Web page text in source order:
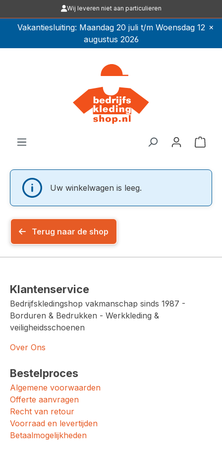
Ga naar de hoofdinhoudWij leveren niet aan particulieren
Vakantiesluiting: Maandag 20 juli t/m Woensdag 12
augustus 2026
×
Uw winkelwagen is leeg.
Terug naar de shop
Klantenservice
Bedrijfskledingshop vakmanschap sinds 1987 -
Borduren & Bedrukken - Werkkleding &
veiligheidsschoenen
Over Ons
Bestelproces
Algemene voorwaarden
Offerte aanvragen
Recht van retour
Voorraad en levertijden
Betaalmogelijkheden